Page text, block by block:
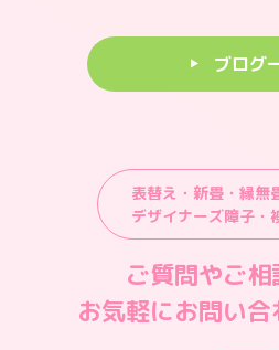
ブログ
表替え・新畳・縁無
デザイナーズ障子・
ご質問やご相
お気軽にお問い